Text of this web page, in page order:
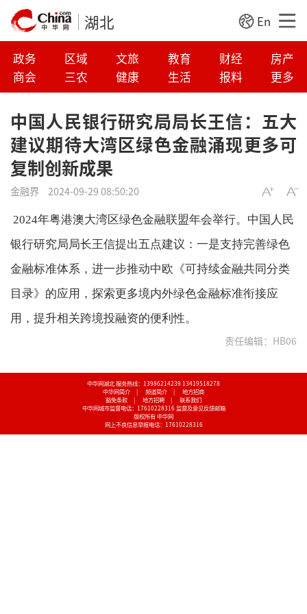
湖北 En
政务 区域 文旅 教育 财经
房产
商会
三农 健康 生活 报料 更多
中国人民银行研究局局长王信：五大
建议期待大湾区绿色金融涌现更多可
复制创新成果
金融界 2024-09-29 08:50:20
银行研究局局长王信提出五点建议：一是支持完善绿色
金融标准体系，进一步推动中欧《可持续金融共同分类
目录》的应用，探索更多境内外绿色金融标准衔接应
用，提升相关跨境投融资的便利性。
责任编辑：HB06
中华网湖北 服务热线：13986214239 13419518278
中华网简介
| 频道简介 |
地方招商
豁免条款
| 地方招聘 |
联系我们
中华网城市监督电话：17610228316 监督及意见反馈邮箱
版权所有 中华网
网上不良信息举报电话：17610228316